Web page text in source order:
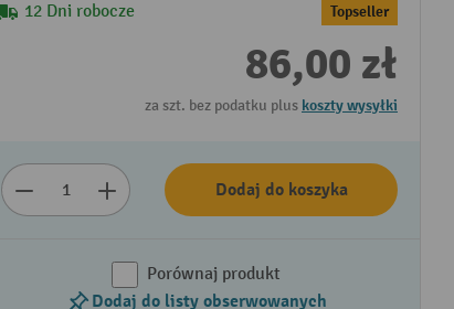
12 Dni robocze Topseller
86,00 zł
za szt. bez podatku plus koszty wysyłki
Dodaj do koszyka
Porównaj produkt
Dodaj do listy obserwowanych